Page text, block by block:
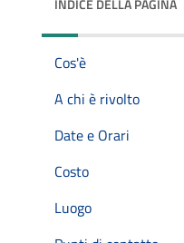
INDICE DELLA PAGINA
Cos'è
A chi è rivolto
Date e Orari
Costo
Luogo